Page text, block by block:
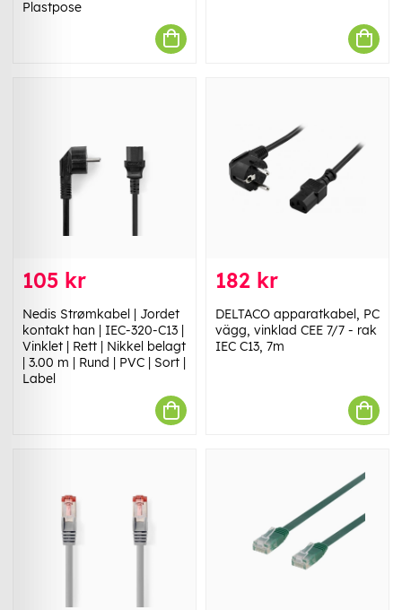
Plastpose
105 kr
Nedis Strømkabel | Jordet
kontakt han | IEC-320-C13 |
Vinklet | Rett | Nikkel belagt
| 3.00 m | Rund | PVC | Sort |
Label
182 kr
DELTACO apparatkabel, PC
vägg, vinklad CEE 7/7 - rak
IEC C13, 7m